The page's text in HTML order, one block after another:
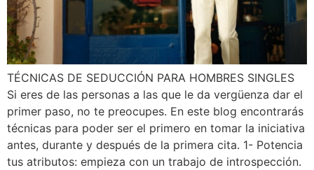
TÉCNICAS DE SEDUCCIÓN PARA HOMBRES SINGLES
Si eres de las personas a las que le da vergüenza dar el
primer paso, no te preocupes. En este blog encontrarás
técnicas para poder ser el primero en tomar la iniciativa
antes, durante y después de la primera cita. 1- Potencia
tus atributos: empieza con un trabajo de introspección.